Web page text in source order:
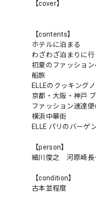
【cover】
【contents】
ホテルに泊まる
わざわざ泊まりに
初夏のファッショ
船旅
ELLEのクッキング
京都・大阪・神戸
ファッション速達便
横浜中華街
ELLE パリのバーゲ
【person】
細川俊之 河原崎
【condition】
古本並程度